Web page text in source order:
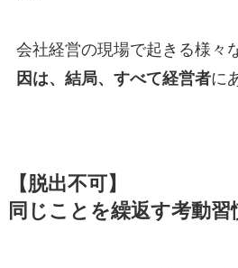
会社経営の現場で起きる様々
因は、結局、すべて経営者に
【脱出不可】
同じことを繰返す考動習